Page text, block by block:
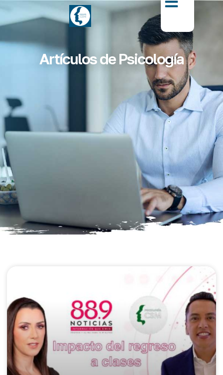
Artículos de Psicología